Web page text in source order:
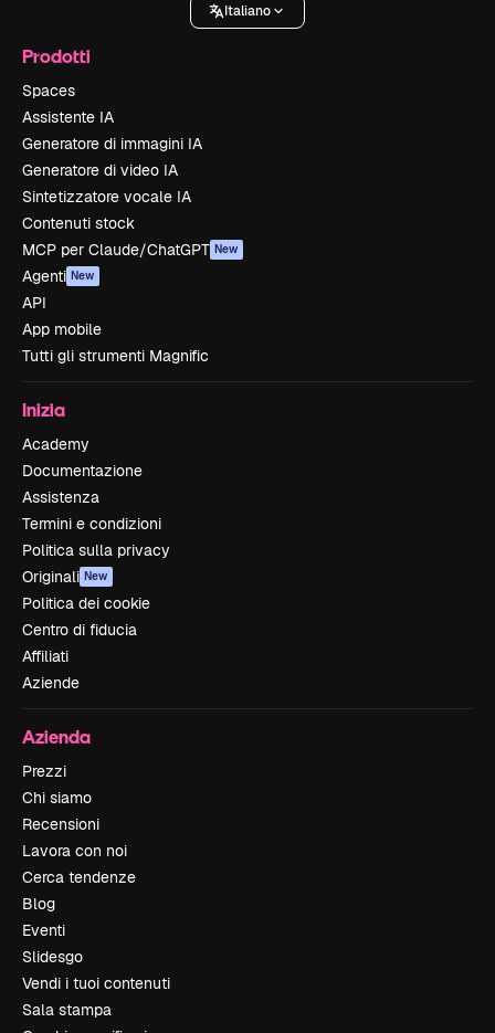
Italiano
Prodotti
Spaces
Assistente IA
Generatore di immagini IA
Generatore di video IA
Sintetizzatore vocale IA
Contenuti stock
MCP per Claude/ChatGPT New
Agenti New
API
App mobile
Tutti gli strumenti Magnific
Inizia
Academy
Documentazione
Assistenza
Termini e condizioni
Politica sulla privacy
Originali New
Politica dei cookie
Centro di fiducia
Affiliati
Aziende
Azienda
Prezzi
Chi siamo
Recensioni
Lavora con noi
Cerca tendenze
Blog
Eventi
Slidesgo
Vendi i tuoi contenuti
Sala stampa